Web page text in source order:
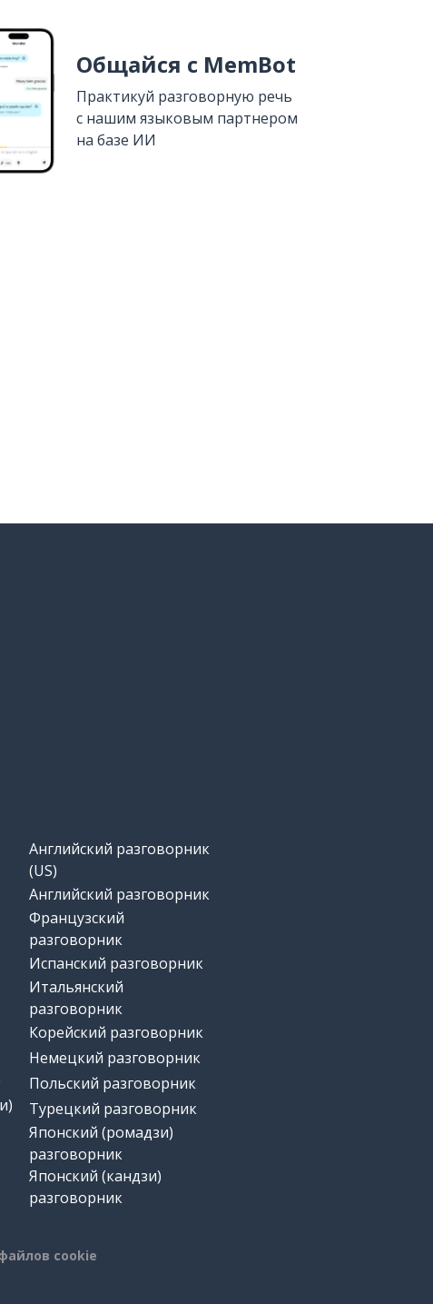
Общайся с MemBot
Практикуй разговорную речь
с нашим языковым партнером
на базе ИИ
Английский разговорник
(US)
Английский разговорник
Французский
разговорник
Испанский разговорник
Итальянский
разговорник
Корейский разговорник
Немецкий разговорник
Польский разговорник
Турецкий разговорник
Японский (ромадзи)
разговорник
Японский (кандзи)
разговорник
cookie